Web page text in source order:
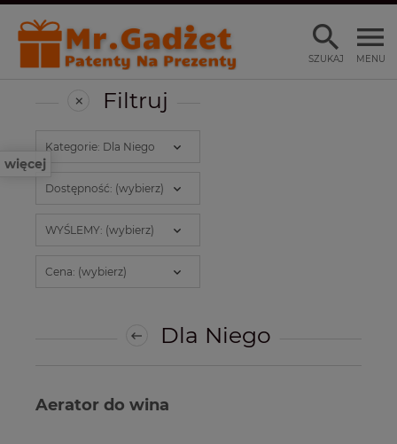
MENU
SZUKAJ
więcej
Filtruj
Kategorie: Dla Niego
Dostępność: (wybierz)
WYŚLEMY: (wybierz)
Cena: (wybierz)
Dla Niego
Aerator do wina